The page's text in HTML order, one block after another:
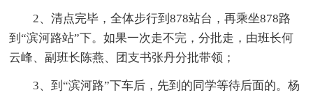
2、清点完毕，全体步行到878站台，再乘坐878路
到“滨河路站”下。如果一次走不完，分批走，由班长何
云峰、副班长陈燕、团支书张丹分批带领；
3、到“滨河路”下车后，先到的同学等待后面的。杨